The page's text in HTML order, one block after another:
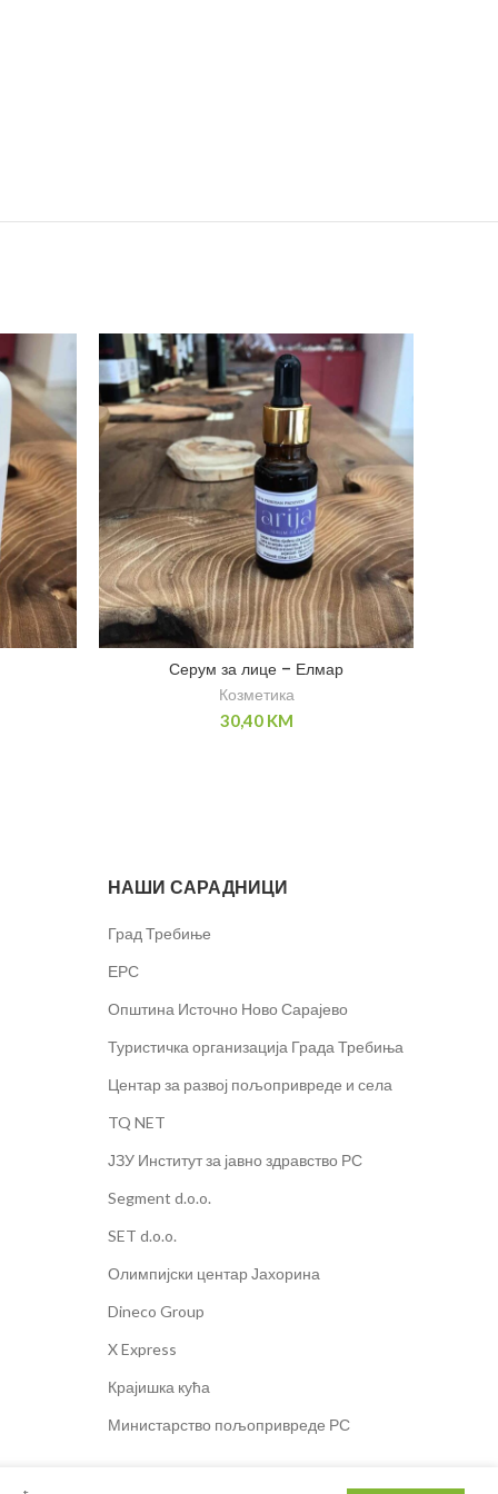
Серум за лице – Елмар
Козметика
30,40 KM
НАШИ САРАДНИЦИ
Град Требиње
ЕРС
Општина Источно Ново Сарајево
Туристичка организација Града Требиња
Центар за развој пољопривреде и села
TQ NET
ЈЗУ Институт за јавно здравство РС
Segment d.o.o.
SET d.o.o.
Олимпијски центар Јахорина
Dineco Group
X Express
Крајишка кућа
Министарство пољопривреде РС